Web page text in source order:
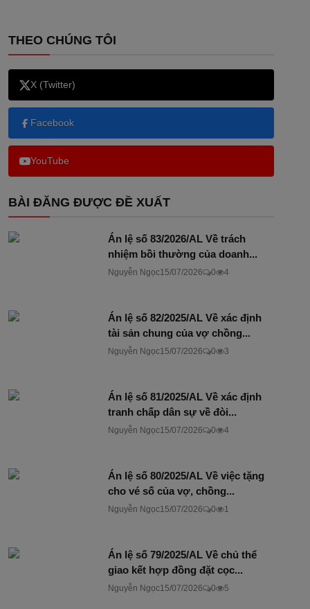
THEO CHÚNG TÔI
X (Twitter)
Facebook
YouTube
BÀI ĐĂNG ĐƯỢC ĐỀ XUẤT
Án lệ số 83/2026/AL Về trách
nhiệm bồi thường của doanh...
Nguyễn Ngọc15/07/2026 0 4
Án lệ số 82/2025/AL Về xác định
tài sản chung của vợ chồng...
Nguyễn Ngọc15/07/2026 0 3
Án lệ số 81/2025/AL Về xác định
tranh chấp dân sự về đòi...
Nguyễn Ngọc15/07/2026 0 4
Án lệ số 80/2025/AL Về việc tặng
cho vé số của vợ, chồng...
Nguyễn Ngọc15/07/2026 0 1
Án lệ số 79/2025/AL Về chủ thể
giao kết hợp đồng đặt cọc...
Nguyễn Ngọc15/07/2026 0 5